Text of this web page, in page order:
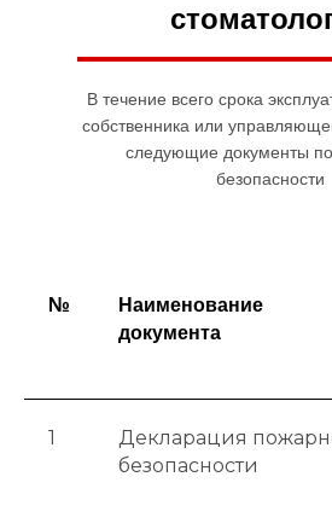
В течение всего срока
собственника или
следующие документы
безопасности
№
Наименование
документа
1
Декларация
безопасности